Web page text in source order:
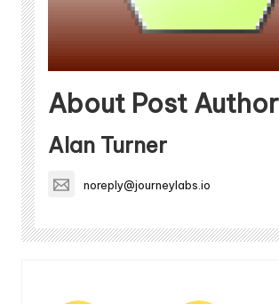
About Post Author
Alan Turner
noreply@journeylabs.io